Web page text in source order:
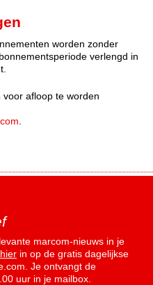
worden zonder
verlengd in
afloop te worden
marcom-nieuws in je
hier in op de gratis dagelijkse
Je ontvangt de
uur in je mailbox.